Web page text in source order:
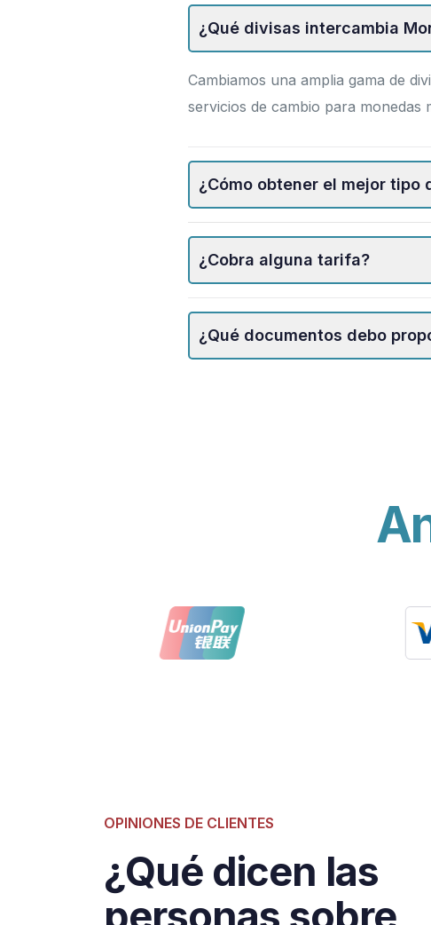
¿Qué divisas intercambia
Cambiamos una amplia gama de
servicios de cambio para monedas
¿Cómo obtener el mejor tipo
¿Cobra alguna tarifa?
¿Qué documentos debo
OPINIONES DE CLIENTES
¿Qué dicen las
Guía local
Buscaba una oficina de cambio en el